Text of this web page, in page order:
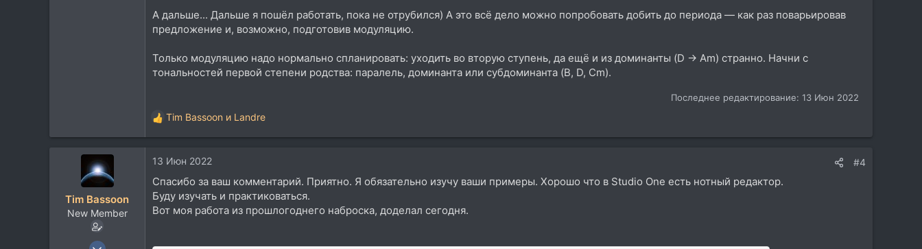
А дальше... Дальше я пошёл работать, пока не отрубился) А это всё дело можно попробовать добить до периода — как раз поварьировав
предложение и, возможно, подготовив модуляцию.
Только модуляцию надо нормально спланировать: уходить во вторую ступень, да ещё и из доминанты (D → Am) странно. Начни с
тональностей первой степени родства: паралель, доминанта или субдоминанта (B, D, Cm).
Последнее редактирование: 13 Июн 2022
Р
е
к
и
и
:
Tim Bassoon и Landre
Tim Bassoon
New Member
11 Июн 2022
13 Июн 2022 #4
Спасибо за ваш комментарий. Приятно. Я обязательно изучу ваши примеры. Хорошо что в Studio One есть нотный редактор.
Буду изучать и практиковаться.
Вот моя работа из прошлогоднего наброска, доделал сегодня.